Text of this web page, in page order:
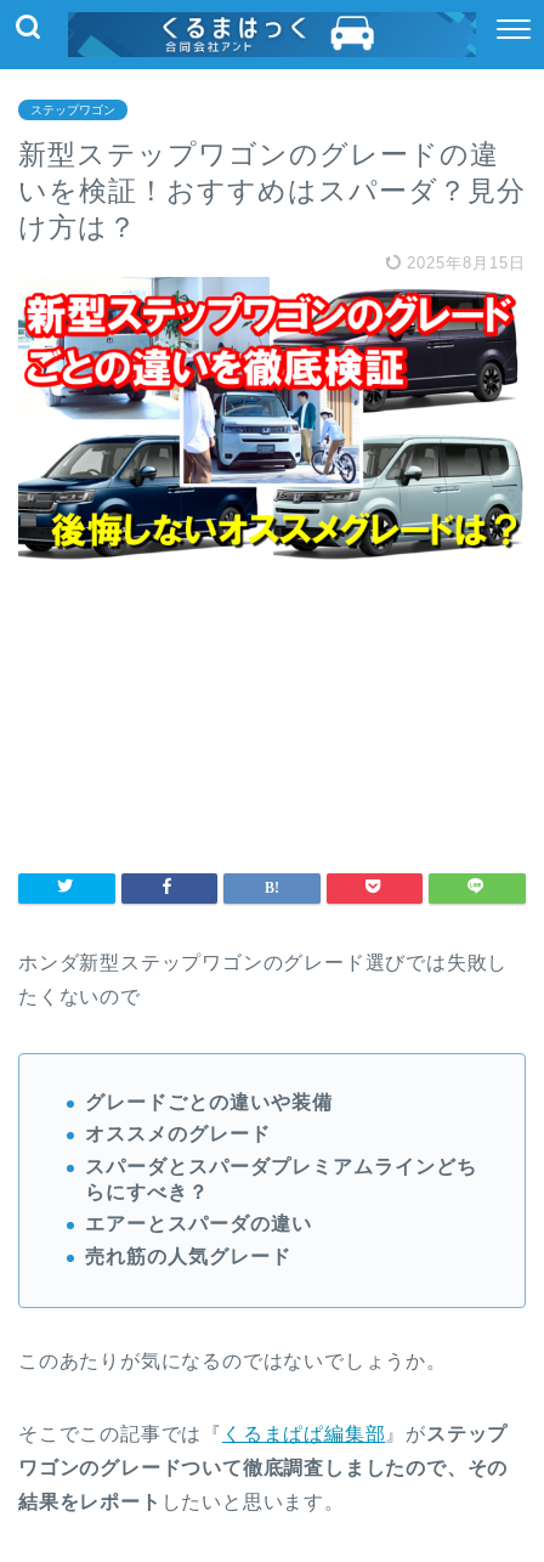
ステップワゴン
新型ステップワゴンのグレードの違
いを検証！おすすめはスパーダ？見分
け方は？
2025年8月15日
ホンダ新型ステップワゴンのグレード選びでは失敗し
たくないので
グレードごとの違いや装備
オススメのグレード
スパーダとスパーダプレミアムラインどち
らにすべき？
エアーとスパーダの違い
売れ筋の人気グレード
このあたりが気になるのではないでしょうか。
そこでこの記事では『 くるまぱぱ編集部 』がステップ
ワゴンのグレードついて徹底調査しましたので、その
結果をレポート したいと思います。